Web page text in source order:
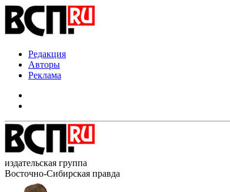
Редакция
Авторы
Реклама
издательская группа
Восточно-Сибирская правда